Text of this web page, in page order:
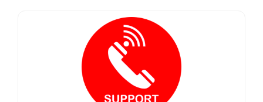
mehrere
Varianten
auf.
Die
Optionen